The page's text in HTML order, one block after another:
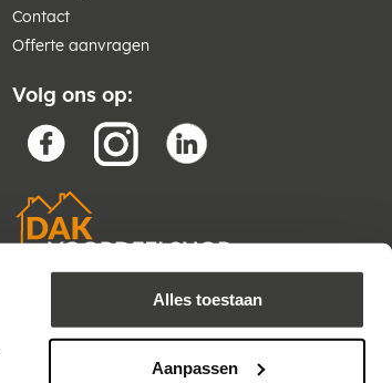
Alles toestaan
Aanpassen
Contact
Offerte aanvragen
Volg ons op: